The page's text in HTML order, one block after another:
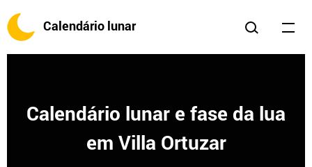
Calendário lunar
Calendário lunar e fase da lua
em Villa Ortuzar